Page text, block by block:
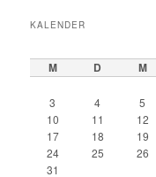
KALENDER
M D M
3
4 5
10
11 12
17
18 19
24
25 26
31